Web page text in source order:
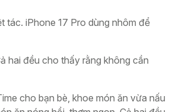
tác. iPhone 17 Pro dùng nhôm để
hai đều cho thấy rằng không cần
cho bạn bè, khoe món ăn vừa nấu